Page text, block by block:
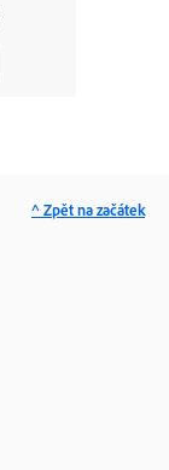
^ Zpět na začátek